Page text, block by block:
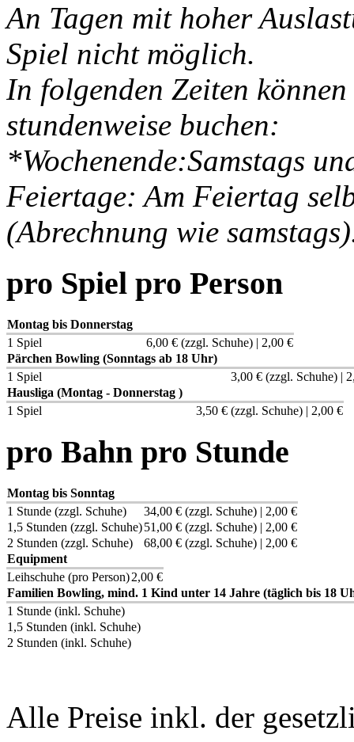
An Tagen mit hoher
Spiel nicht möglich.
In folgenden Zeiten
stundenweise buchen:
*Wochenende:Samstags
Feiertage: Am Feiertag
(Abrechnung wie
pro Spiel pro Person
Montag bis Donnerstag
1 Spiel
6,00 € (zzgl. Schuhe) | 2,00 €
Pärchen Bowling (Sonntags ab 18 Uhr)
1 Spiel
3,00 € (zzgl. Schuhe) |
Hausliga (Montag - Donnerstag )
1 Spiel
3,50 € (zzgl. Schuhe) | 2,00 €
pro Bahn pro Stunde
Montag bis Sonntag
1 Stunde (zzgl. Schuhe)
34,00 € (zzgl. Schuhe) | 2,00 €
1,5 Stunden (zzgl. Schuhe)51,00 € (zzgl. Schuhe) | 2,00 €
2 Stunden (zzgl. Schuhe)
68,00 € (zzgl. Schuhe) | 2,00 €
Equipment
Leihschuhe (pro Person)2,00 €
Familien Bowling, mind. 1 Kind unter 14 Jahre (täglich bis 18
1 Stunde (inkl. Schuhe)
1,5 Stunden (inkl. Schuhe)
2 Stunden (inkl. Schuhe)
Alle Preise inkl. der